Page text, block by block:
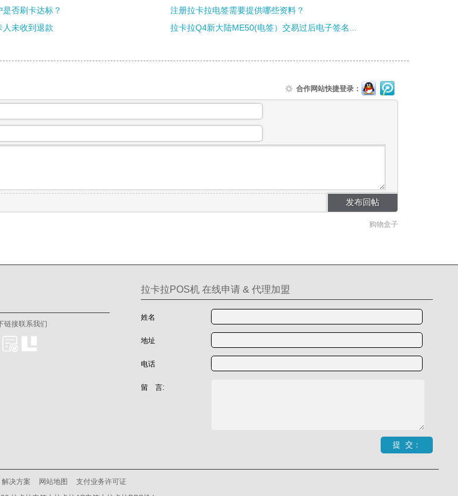
否刷卡达标？
注册拉卡拉电签需要提供哪些资料？
人未收到退款
拉卡拉Q4新大陆ME50(电签）交易过后电子签名...
合作网站快捷登录：
购物盒子
链接联系我们
拉卡拉POS机 在线申请 & 代理加盟
姓名
地址
电话
留 言:
解决方案 网站地图
支付业务许可证